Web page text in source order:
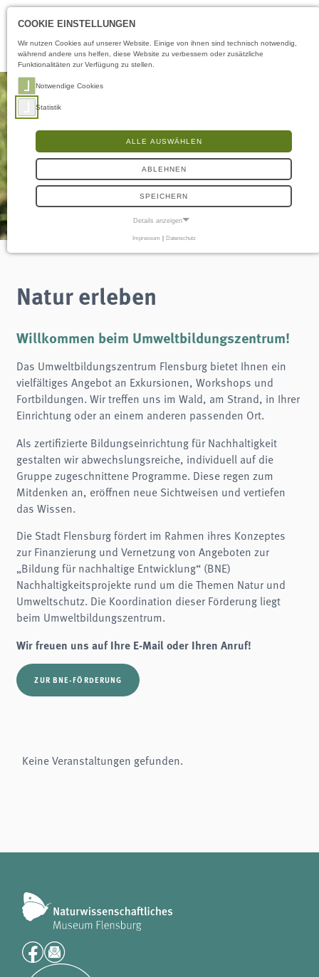
Öffnungszeiten
Natur erleben
Willkommen beim Umweltbildungszentrum!
Das Umweltbildungszentrum Flensburg bietet Ihnen ein
vielfältiges Angebot an Exkursionen, Workshops und
Fortbildungen. Wir treffen uns im Wald, am Strand, in Ihrer
Einrichtung oder an einem anderen passenden Ort.
Als zertifizierte Bildungseinrichtung für Nachhaltigkeit
gestalten wir abwechslungsreiche, individuell auf die
Gruppe zugeschnittene Programme. Diese regen zum
Mitdenken an, eröffnen neue Sichtweisen und vertiefen
das Wissen.
Die Stadt Flensburg fördert im Rahmen ihres Konzeptes
zur Finanzierung und Vernetzung von Angeboten zur
„Bildung für nachhaltige Entwicklung“ (BNE)
Nachhaltigkeitsprojekte rund um die Themen Natur und
Umweltschutz. Die Koordination dieser Förderung liegt
beim Umweltbildungszentrum.
Wir freuen uns auf Ihre E-Mail oder Ihren Anruf!
ZUR BNE-FÖRDERUNG
Keine Veranstaltungen gefunden.
COOKIE EINSTELLUNGEN
Wir nutzen Cookies auf unserer Website. Einige von ihnen sind technisch notwendig,
während andere uns helfen, diese Website zu verbessern oder zusätzliche
Funktionalitäten zur Verfügung zu stellen.
Notwendige Cookies
Statistik
ALLE AUSWÄHLEN
ABLEHNEN
SPEICHERN
Details anzeigen
Frontend User
naturwissenschaftliches-museum.de
Zweck:
Login
Cookie Laufzeit:
Einverständnis-Cookie
cookie_consent
Cookie Laufzeit:
STATISTIK
Wir verwenden Matomo für anonyme Website-Analysen, um unsere Dienste zu
verbessern. Es werden keine Cookies gespeichert.
analytics
Matomo
Impressum | Datenschutz